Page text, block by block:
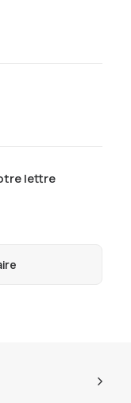
lettre